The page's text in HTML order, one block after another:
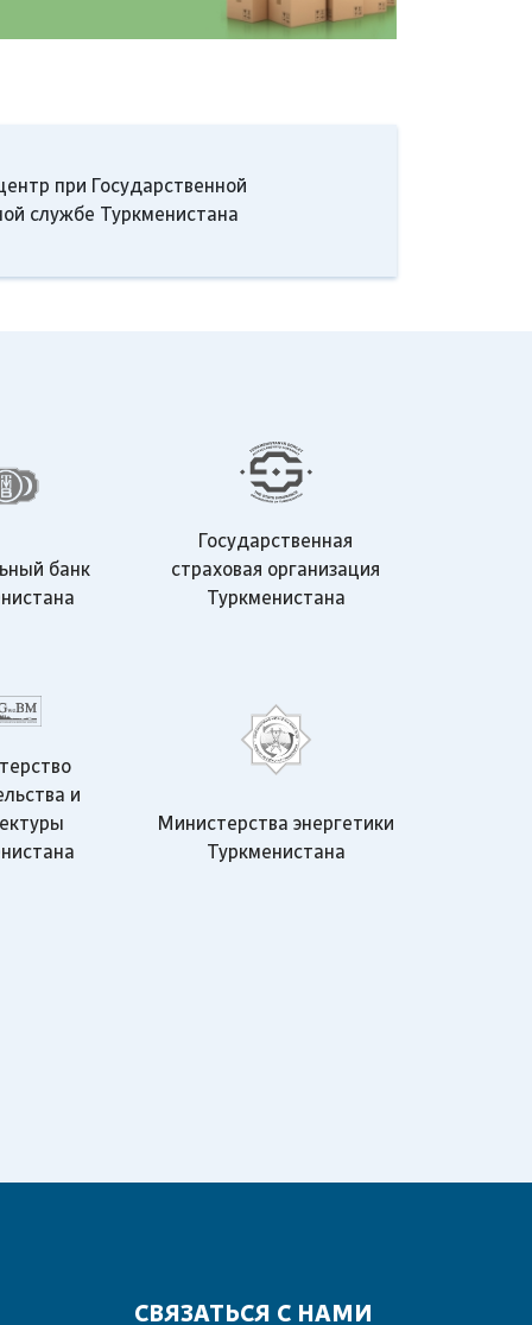
при Государственной
службе Туркменистана
банк
Государственная
страховая организация
Туркменистана
и
Министерства энергетики
Туркменистана
СВЯЗАТЬСЯ С НАМИ